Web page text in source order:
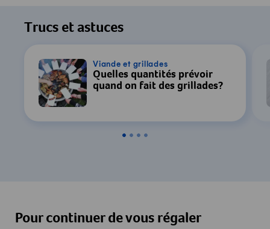
Trucs et astuces
Viande et grillades
Quelles quantités prévoir
quand on fait des grillades?
Pour continuer de vous régaler